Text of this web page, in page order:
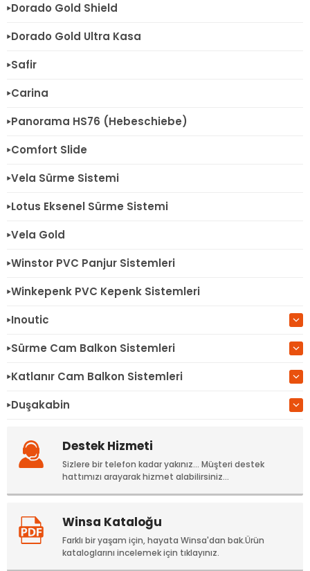
Dorado Gold Shield
Dorado Gold Ultra Kasa
Safir
Carina
Panorama HS76 (Hebeschiebe)
Comfort Slide
Vela Sürme Sistemi
Lotus Eksenel Sürme Sistemi
Vela Gold
Winstor PVC Panjur Sistemleri
Winkepenk PVC Kepenk Sistemleri
Inoutic
Sürme Cam Balkon Sistemleri
Katlanır Cam Balkon Sistemleri
Duşakabin
Destek Hizmeti
Sizlere bir telefon kadar yakınız... Müşteri destek
hattımızı arayarak hizmet alabilirsiniz...
Winsa Kataloğu
Farklı bir yaşam için, hayata Winsa'dan bak.Ürün
kataloglarını incelemek için tıklayınız.